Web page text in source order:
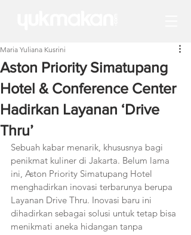
Aston Priority Simatupang
Hotel & Conference Center
Hadirkan Layanan ‘Drive
Thru’
Maria Yuliana Kusrini
Sebuah kabar menarik, khususnya bagi
penikmat kuliner di Jakarta. Belum lama
ini, Aston Priority Simatupang Hotel
menghadirkan inovasi terbarunya berupa
Layanan Drive Thru. Inovasi baru ini
dihadirkan sebagai solusi untuk tetap bisa
menikmati aneka hidangan tanpa